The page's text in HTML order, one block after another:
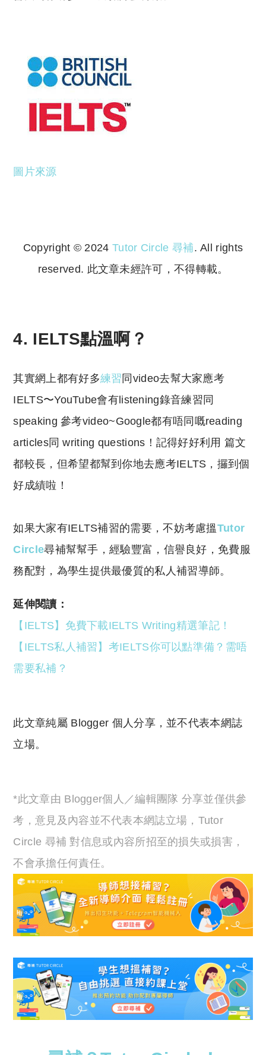
圖片來源
Copyright © 2024 Tutor Circle 尋補. All rights
reserved. 此文章未經許可，不得轉載。
4. IELTS點溫啊？
其實網上都有好多練習 同video去幫大家應考
IELTS〜YouTube會有listening錄音練習同
speaking 參考video~Google都有唔同嘅reading
articles同 writing questions！記得好好利用 篇文
都較長，但希望都幫到你地去應考IELTS，攞到個
好成績啦！
如果大家有IELTS補習的需要，不妨考慮搵Tutor
Circle尋補幫幫手，經驗豐富，信譽良好，免費服
務配對，為學生提供最優質的私人補習導師。
延伸閱讀：
【IELTS】免費下載IELTS Writing精選筆記！
【IELTS私人補習】考IELTS你可以點準備？需唔
需要私補？
此文章純屬 Blogger 個人分享，並不代表本網誌
立場。
*此文章由 Blogger個人／編輯團隊 分享並僅供參
考，意見及內容並不代表本網誌立場，Tutor
Circle 尋補 對信息或內容所招至的損失或損害，
不會承擔任何責任。